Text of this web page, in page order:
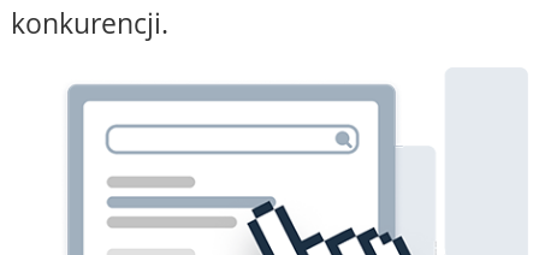
konkurencji.